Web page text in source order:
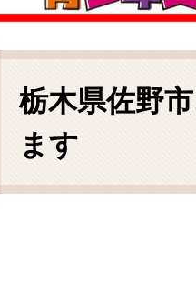
本
栃木県佐野
ます